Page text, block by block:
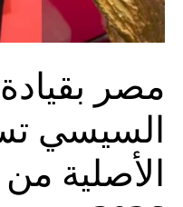
مصر
السيسي
الأصلية